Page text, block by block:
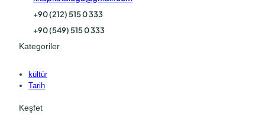
+90 (212) 515 0 333
+90 (549) 515 0 333
Kategoriler
kültür
Tarih
Keşfet